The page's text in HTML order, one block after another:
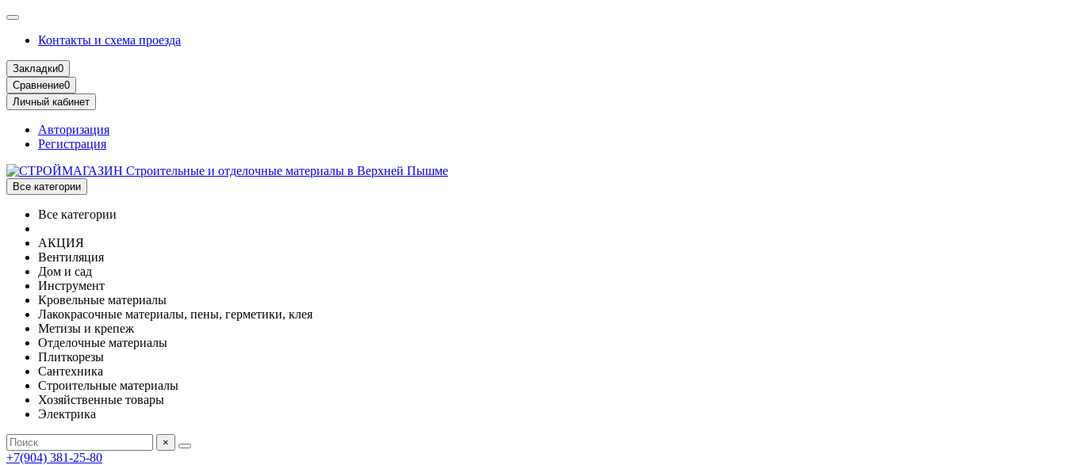
Контакты и схема проезда
Закладки0
Сравнение0
Личный кабинет
Авторизация
Регистрация
Все категории
Все категории
АКЦИЯ
Вентиляция
Дом и сад
Инструмент
Кровельные материалы
Лакокрасочные материалы, пены, герметики, клея
Метизы и крепеж
Отделочные материалы
Плиткорезы
Сантехника
Строительные материалы
Хозяйственные товары
Электрика
×
+7(904) 381-25-80